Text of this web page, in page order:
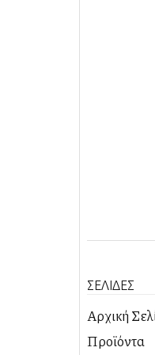
ΣΕΛΙΔΕΣ
Αρχική
Προϊόντα